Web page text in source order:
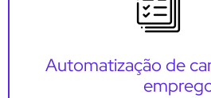
Automatização de